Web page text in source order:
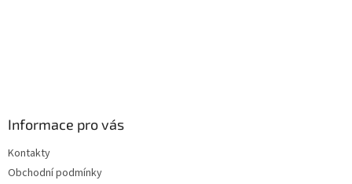
Informace pro vás
Kontakty
Obchodní podmínky